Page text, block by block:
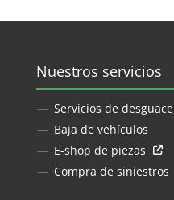
Nuestros servicios
Servicios de desguace
Baja de vehículos
E-shop de piezas
Compra de siniestros